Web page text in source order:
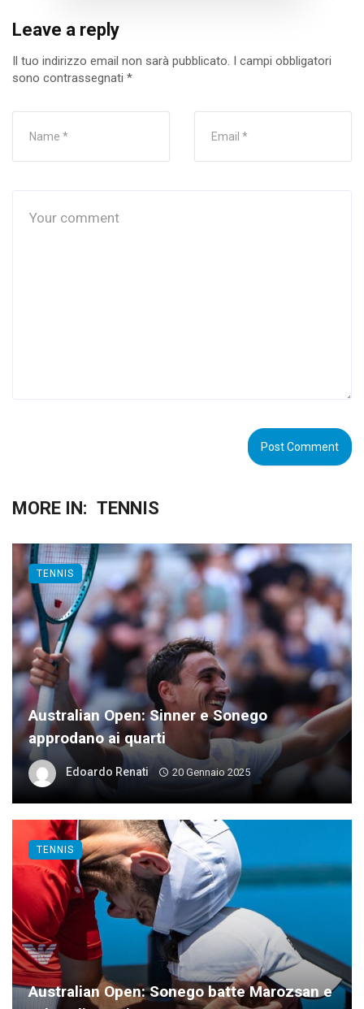
Leave a reply
Il tuo indirizzo email non sarà pubblicato. I campi obbligatori
sono contrassegnati *
MORE IN: TENNIS
Australian Open: Sinner e Sonego
approdano ai quarti
Edoardo Renati 20 Gennaio 2025
TENNIS
Australian Open: Sonego batte Marozsan e
TENNIS